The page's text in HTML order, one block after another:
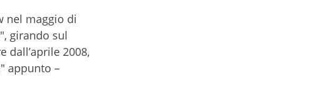
nel maggio di
girando sul
2008,
appunto –